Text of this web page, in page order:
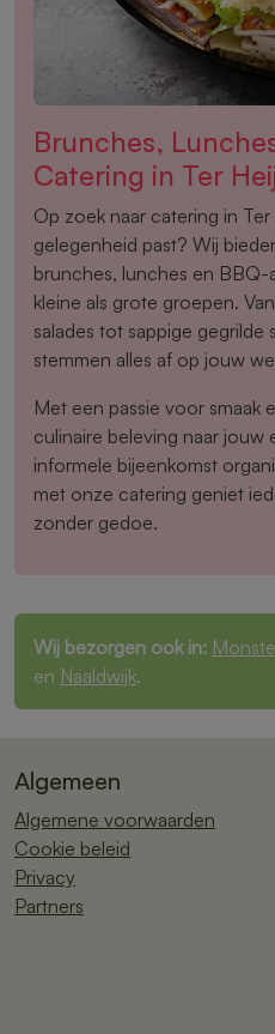
Brunches,
Catering in Ter
Op zoek naar catering in
gelegenheid past? Wij
brunches, lunches en
kleine als grote groepen.
salades tot sappige
stemmen alles af op jouw
Met een passie voor smaak
culinaire beleving naar
informele bijeenkomst
met onze catering geniet
zonder gedoe.
Wij bezorgen ook in:
en Naaldwijk.
Algemeen
Algemene voorwaarden
Cookie beleid
Privacy
Partners